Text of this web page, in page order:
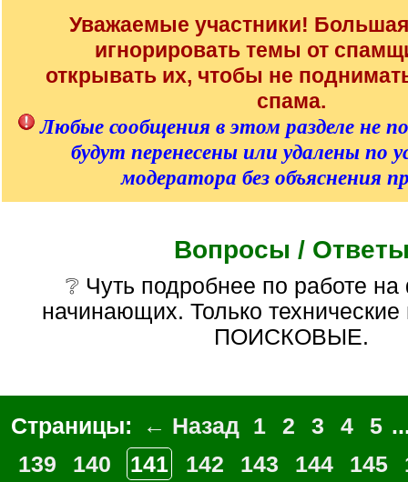
Уважаемые участники!
игнорировать темы от
открывать их, чтобы не
спама.
Любые сообщения в этом разделе не
будут перенесены или удалены по
модератора без объяснения
Вопросы /
❔ Чуть подробнее по работе на форуме от
начинающих. Только
ПОИСКОВЫЕ.
Страницы: ← Назад 1 2 3 4 5
139
140 141 142 143 144 145